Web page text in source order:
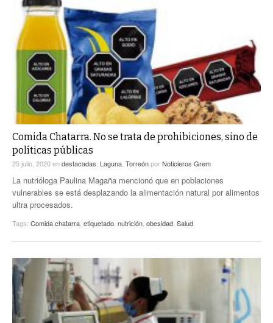
Comida Chatarra. No se trata de prohibiciones, sino de
políticas públicas
25 julio, 2020endestacadas Laguna TorreónporNoticieros Grem
La nutrióloga Paulina Magaña mencionó que en poblaciones
vulnerables se está desplazando la alimentación natural por alimentos
ultra procesados.
Tags: Comida chatarra etiquetado nutrición obesidad Salud